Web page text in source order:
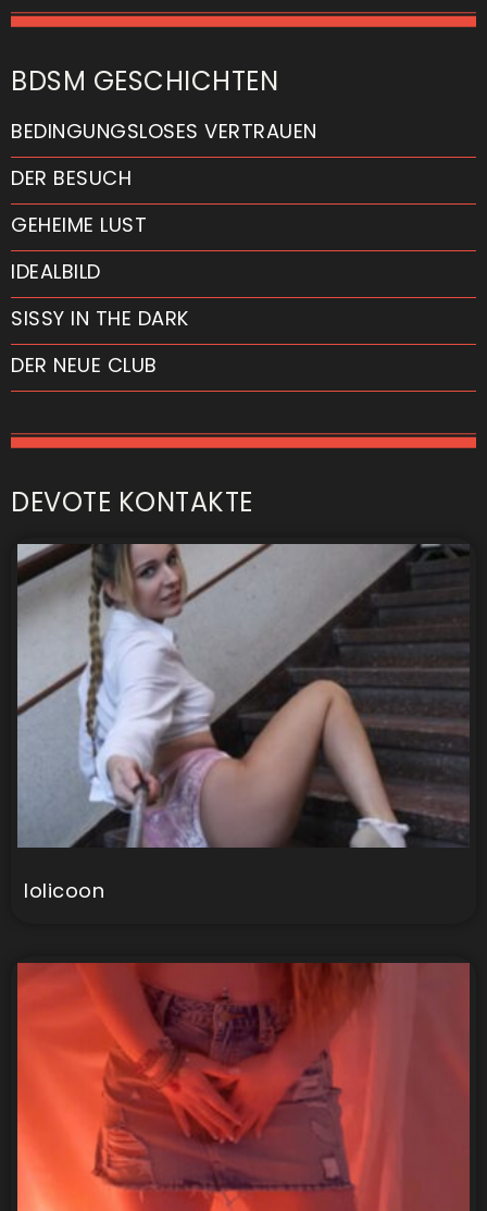
BDSM GESCHICHTEN
BEDINGUNGSLOSES VERTRAUEN
DER BESUCH
GEHEIME LUST
IDEALBILD
SISSY IN THE DARK
DER NEUE CLUB
DEVOTE KONTAKTE
lolicoon